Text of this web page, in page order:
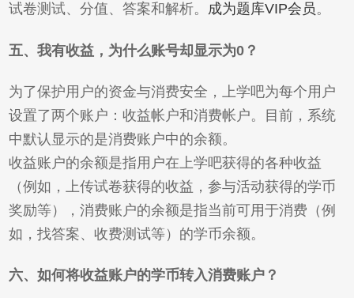
试卷测试、分值、答案和解析。 成为题库VIP会员 。
五、我有收益，为什么账号却显示为0？
为了保护用户的资金与消费安全，上学吧为每个用户
设置了两个账户：收益帐户和消费帐户。目前，系统
中默认显示的是消费账户中的余额。
收益账户的余额是指用户在上学吧获得的各种收益
（例如，上传试卷获得的收益，参与活动获得的学币
奖励等），消费账户的余额是指当前可用于消费（例
如，找答案、收费测试等）的学币余额。
六、如何将收益账户的学币转入消费账户？